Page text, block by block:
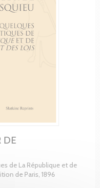
DE
de La République et de
de Paris, 1896